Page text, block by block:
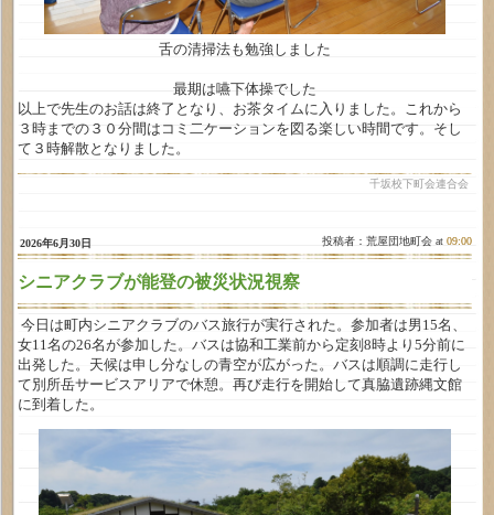
舌の清掃法も勉強しました
最期は嚥下体操でした
以上で先生のお話は終了となり、お茶タイムに入りました。これから
３時までの３０分間はコミ二ケーションを図る楽しい時間です。そし
て３時解散となりました。
千坂校下町会連合会
2026年6月30日 投稿者：荒屋団地町会 at09:00
シニアクラブが能登の被災状況視察
今日は町内シニアクラブのバス旅行が実行された。参加者は男15名、
女11名の26名が参加した。バスは協和工業前から定刻8時より5分前に
出発した。天候は申し分なしの青空が広がった。バスは順調に走行し
て別所岳サービスアリアで休憩。再び走行を開始して真脇遺跡縄文館
に到着した。